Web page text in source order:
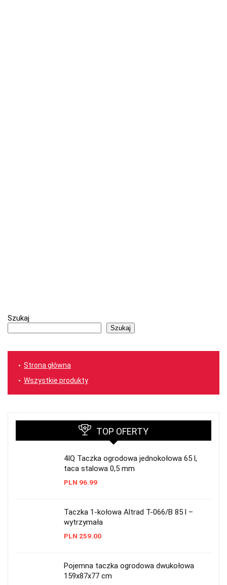
Szukaj
Szukaj
Strona główna
Wszystkie produkty
TOP OFERTY
4IQ Taczka ogrodowa jednokołowa 65 l,
taca stalowa 0,5 mm
PLN 96.99
Taczka 1-kołowa Altrad T-066/B 85 l –
wytrzymała
PLN 259.00
Pojemna taczka ogrodowa dwukołowa
159x87x77 cm